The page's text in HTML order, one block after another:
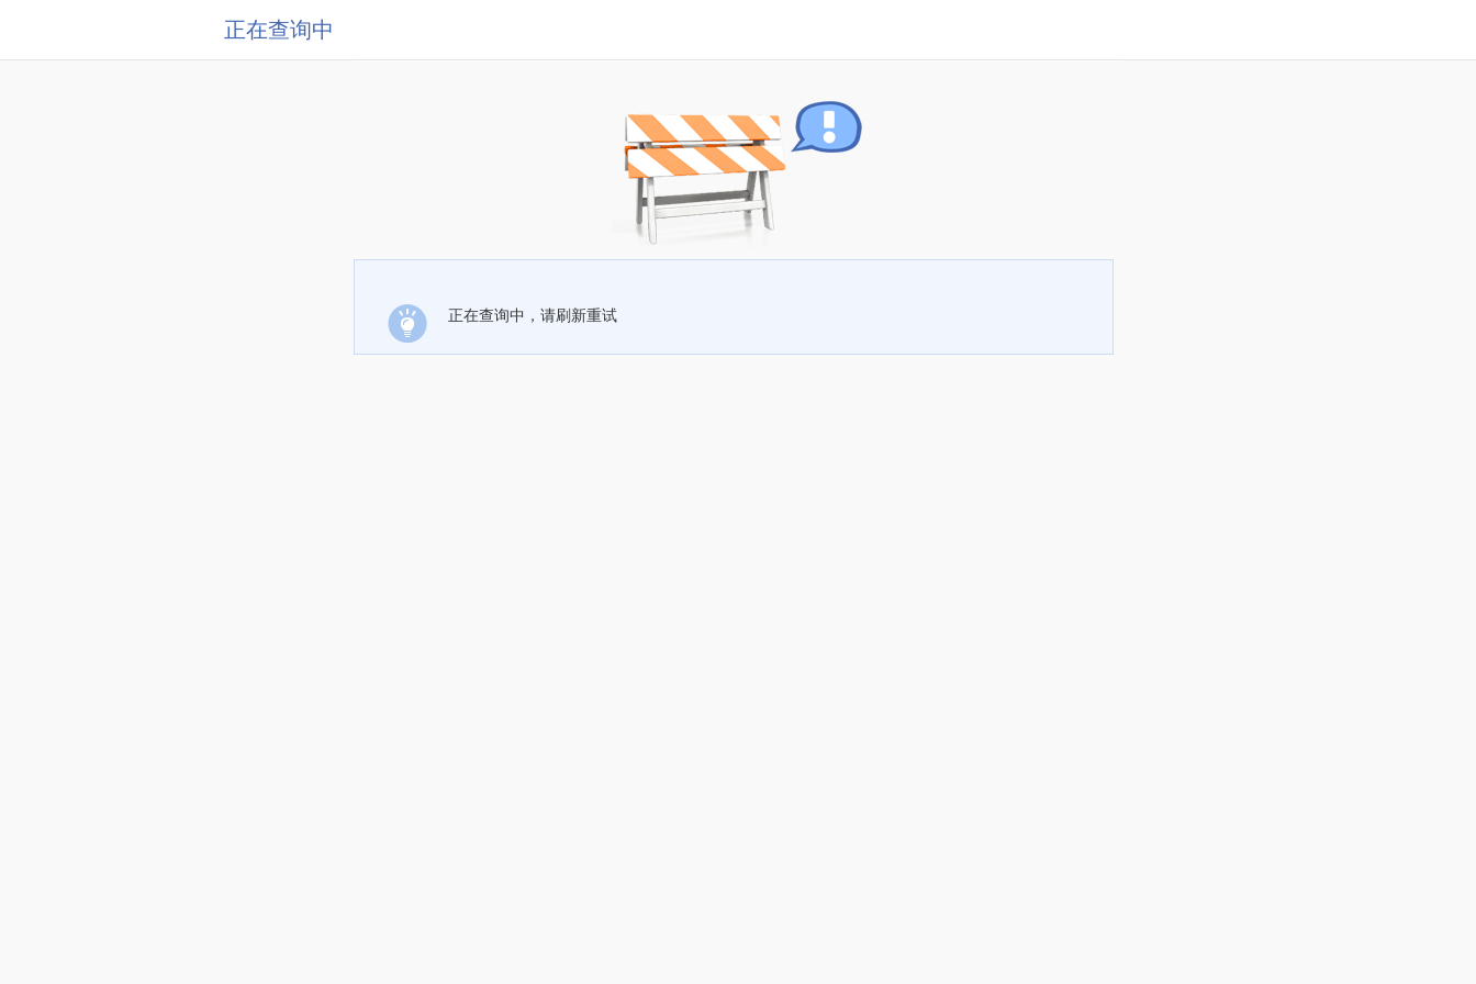
正在查询中
正在查询中，请刷新重试